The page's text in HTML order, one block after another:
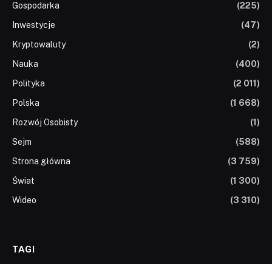
Gospodarka
(225)
Inwestycje
(47)
Kryptowaluty
(2)
Nauka
(400)
Polityka
(2 011)
Polska
(1 668)
Rozwój Osobisty
(1)
Sejm
(588)
Strona główna
(3 759)
Świat
(1 300)
Wideo
(3 310)
TAGI